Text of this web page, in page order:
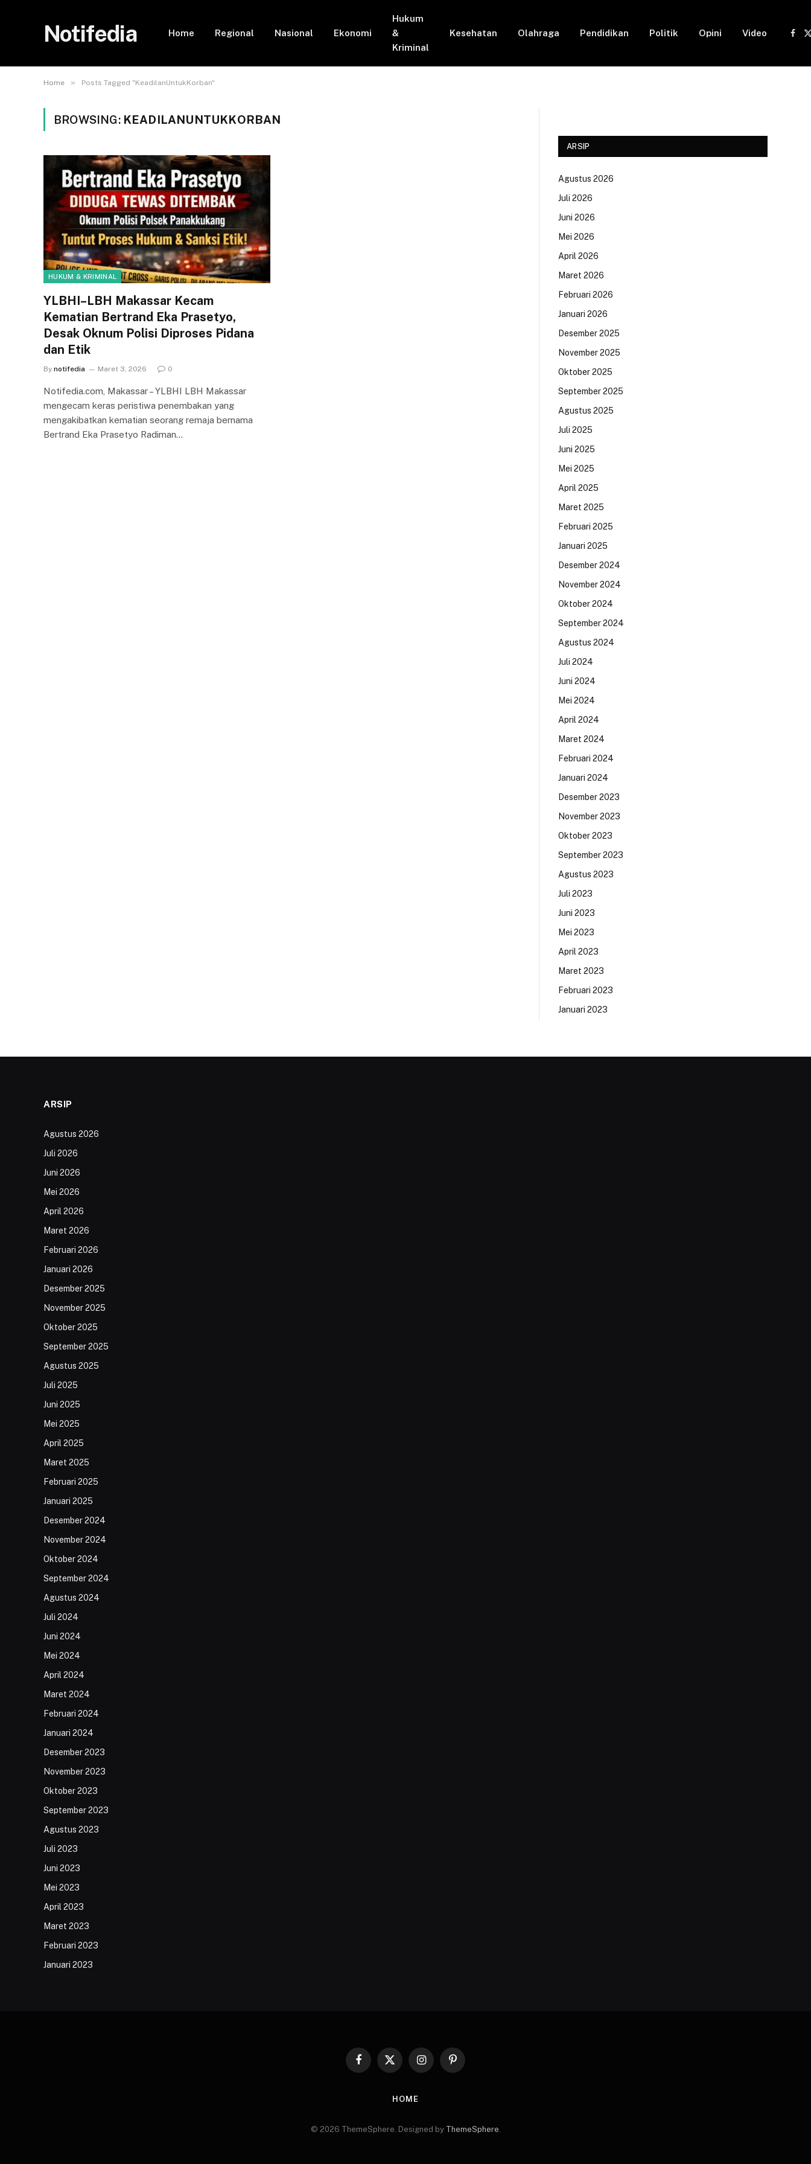
Notifedia Home Regional Nasional Ekonomi
Hukum
&
Kriminal
Kesehatan Olahraga Pendidikan Politik Opini Video
Home » Posts Tagged "KeadilanUntukKorban"
BROWSING: KEADILANUNTUKKORBAN
HUKUM & KRIMINAL
YLBHI–LBH Makassar Kecam
Kematian Bertrand Eka Prasetyo,
Desak Oknum Polisi Diproses Pidana
dan Etik
By notifedia Maret 3, 2026 0
Notifedia.com, Makassar – YLBHI LBH Makassar
mengecam keras peristiwa penembakan yang
mengakibatkan kematian seorang remaja bernama
Bertrand Eka Prasetyo Radiman…
ARSIP
Agustus 2026
Juli 2026
Juni 2026
Mei 2026
April 2026
Maret 2026
Februari 2026
Januari 2026
Desember 2025
November 2025
Oktober 2025
September 2025
Agustus 2025
Juli 2025
Juni 2025
Mei 2025
April 2025
Maret 2025
Februari 2025
Januari 2025
Desember 2024
November 2024
Oktober 2024
September 2024
Agustus 2024
Juli 2024
Juni 2024
Mei 2024
April 2024
Maret 2024
Februari 2024
Januari 2024
Desember 2023
November 2023
Oktober 2023
September 2023
Agustus 2023
Juli 2023
Juni 2023
Mei 2023
April 2023
Maret 2023
Februari 2023
Januari 2023
ARSIP
Agustus 2026
Juli 2026
Juni 2026
Mei 2026
April 2026
Maret 2026
Februari 2026
Januari 2026
Desember 2025
November 2025
Oktober 2025
September 2025
Agustus 2025
Juli 2025
Juni 2025
Mei 2025
April 2025
Maret 2025
Februari 2025
Januari 2025
Desember 2024
November 2024
Oktober 2024
September 2024
Agustus 2024
Juli 2024
Juni 2024
Mei 2024
April 2024
Maret 2024
Februari 2024
Januari 2024
Desember 2023
November 2023
Oktober 2023
September 2023
Agustus 2023
Juli 2023
Juni 2023
Mei 2023
April 2023
Maret 2023
Februari 2023
Januari 2023
Facebook
X
InstagramPinterest
HOME
© 2026 ThemeSphere. Designed by ThemeSphere.